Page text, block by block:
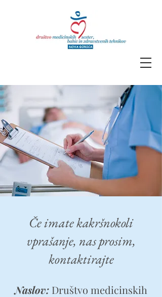
Če imate kakršnokoli
vprašanje, nas prosim,
kontaktirajte
Naslov: Društvo medicinskih